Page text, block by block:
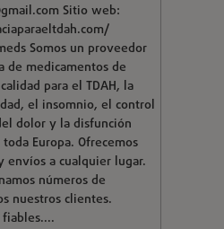
Sitio web:
Somos un proveedor
de medicamentos de
para el TDAH, la
el insomnio, el control
dolor y la disfunción
Europa. Ofrecemos
envíos a cualquier lugar.
números de
nuestros clientes.